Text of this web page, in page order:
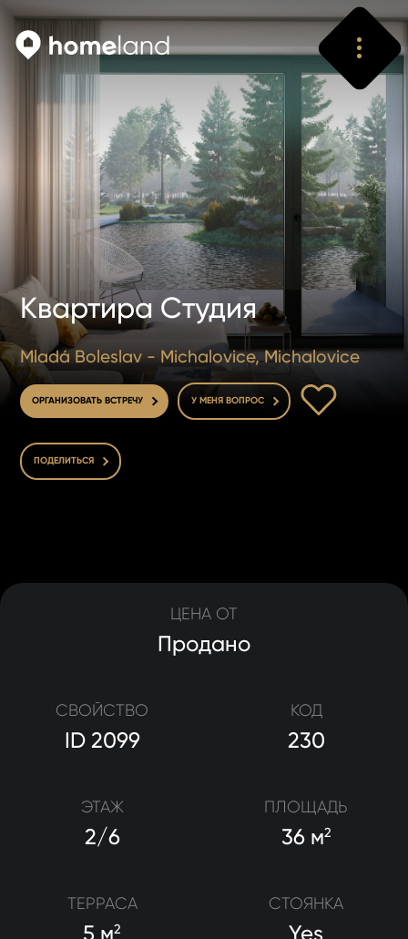
Квартира Студия
Mladá Boleslav - Michalovice, Michalovice
ОРГАНИЗОВАТЬ ВСТРЕЧУ У МЕНЯ ВОПРОС
ПОДЕЛИТЬСЯ
СВОЙСТВО
ID 2099
КОД
230
ЭТАЖ
2/6
ПЛОЩАДЬ
36 м2
ТЕРРАСА
5 м2
СТОЯНКА
Yes
ЦЕНА ОТ
Продано
Vyhledat